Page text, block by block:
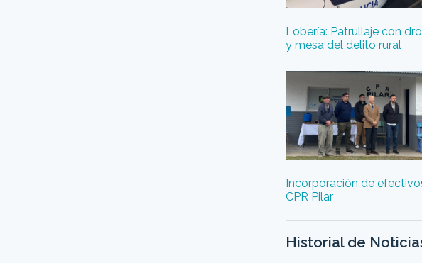
Lobería: Patrullaje con
y mesa del delito rural
Incorporación de
CPR Pilar
Historial de